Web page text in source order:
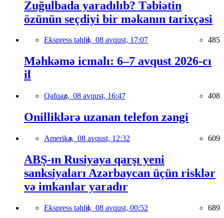
Zuğulbada yaradılıb? Təbiətin
özünün seçdiyi bir məkanın tarixçəsi
Ekspress təhlil, 08 avqust, 17:07 485
Məhkəmə icmalı: 6–7 avqust 2026-cı
il
Qafqaz, 08 avqust, 16:47 408
Onilliklərə uzanan telefon zəngi
Amerika, 08 avqust, 12:32 609
ABŞ-ın Rusiyaya qarşı yeni
sanksiyaları Azərbaycan üçün risklər
və imkanlar yaradır
Ekspress təhlil, 08 avqust, 00:52 689